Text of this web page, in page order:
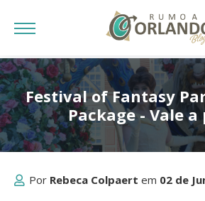
Festival of Fantasy
Package - Vale a
Por Rebeca Colpaert em 02 de